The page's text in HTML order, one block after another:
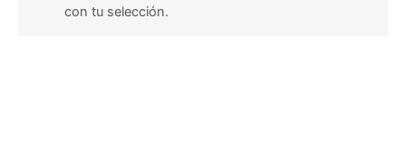
con tu selección.